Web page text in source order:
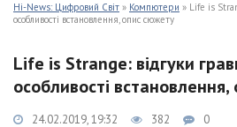
Hi-News: Цифровий Світ » Компютери » Life is
особливості встановлення, опис сюжету
Life is Strange: відгуки
особливості
24.02.2019, 19:32 382 0